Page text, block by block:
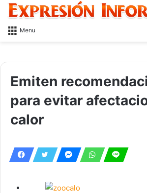
Menu
Emiten
para evitar
calor